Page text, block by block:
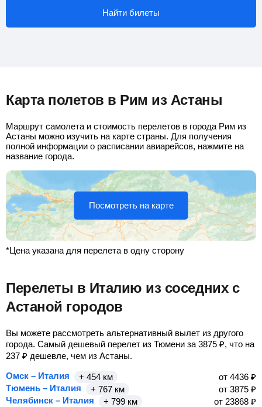
Найти билеты
Карта полетов в Рим из Астаны
Маршрут самолета и стоимость перелетов в города Рим из
Астаны можно изучить на карте страны. Для получения
полной информации о расписании авиарейсов, нажмите на
название города.
Посмотреть на карте
*Цена указана для перелета в одну сторону
Перелеты в Италию из соседних с
Астаной городов
Вы можете рассмотреть альтернативный вылет из другого
города. Самый дешевый перелет из Тюмени за 3875 ₽, что на
237 ₽ дешевле, чем из Астаны.
Омск – Италия
+ 454 км от 4436 ₽
Тюмень – Италия
+ 767 км от 3875 ₽
Челябинск – Италия
+ 799 км от 23868 ₽